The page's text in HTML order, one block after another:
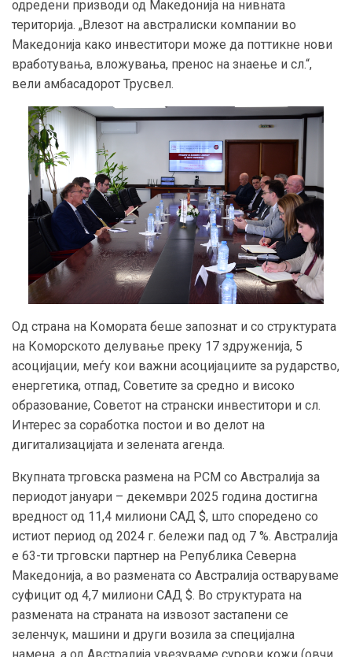
одредени призводи од Македонија на нивната
територија. „Влезот на австралиски компании во
Македонија како инвеститори може да поттикне нови
вработувања, вложувања, пренос на знаење и сл.“,
вели амбасадорот Трусвел.
Од страна на Комората беше запознат и со структурата
на Коморското делување преку 17 здруженија, 5
асоцијации, меѓу кои важни асоцијациите за рударство,
енергетика, отпад, Советите за средно и високо
образование, Советот на странски инвеститори и сл.
Интерес за соработка постои и во делот на
дигитализацијата и зелената агенда.
Вкупната трговска размена на РСМ со Австралија за
периодот јануари – декември 2025 година достигна
вредност од 11,4 милиони САД $, што споредено со
истиот период од 2024 г. бележи пад од 7 %. Австралија
е 63-ти трговски партнер на Република Северна
Македонија, а во размената со Австралија остваруваме
суфицит од 4,7 милиони САД $. Во структурата на
размената на страната на извозот застапени се
зеленчук, машини и други возила за специјална